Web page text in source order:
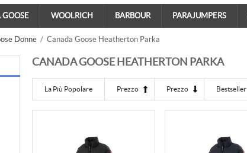
WOOLRICH BARBOUR PARAJUMPERS
Donne / Canada Goose Heatherton Parka
CANADA GOOSE HEATHERTON PARKA
La Più Popolare Prezzo Prezzo Bestseller